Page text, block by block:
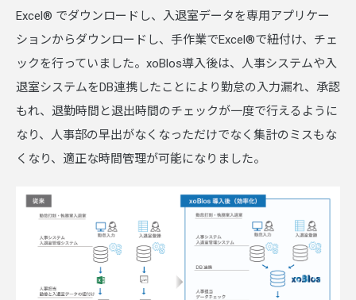
Excel® でダウンロードし、入退室データを専用アプリケー
ションからダウンロードし、手作業でExcel®で紐付け、チェ
ックを行っていました。xoBlos導入後は、人事システムや入
退室システムをDB連携したことにより勤怠の入力漏れ、承認
もれ、退勤時間と退出時間のチェックが一度で行えるように
なり、人事部の早出がなくなっただけでなく集計のミスもな
くなり、適正な時間管理が可能になりました。